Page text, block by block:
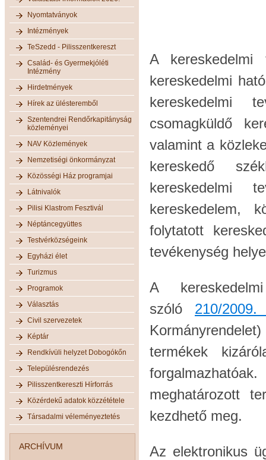
Nyomtatványok
Intézmények
TeSzedd - Pilisszentkereszt
Család- és Gyermekjóléti
Intézmény
Hirdetmények
Hírek az ülésteremből
Szentendrei Rendőrkapitányság
közleményei
NAV Közlemények
Nemzetiségi önkormányzat
Közösségi Ház programjai
Látnivalók
Pilisi Klastrom Fesztivál
Néptáncegyüttes
Testvérközségeink
Egyházi élet
Turizmus
Programok
Választás
Civil szervezetek
Képtár
Rendkívüli helyzet Dobogókőn
Településrendezés
Pilisszentkereszti Hírforrás
Közérdekű adatok közzététele
Társadalmi véleményeztetés
ARCHÍVUM
A
kereskedelmi
kereskedelmi
csomagküldő
valamint a
kereskedő
kereskedelmi
kereskedelem,
folytatott
tevékenység
A
szóló 210/
termékek
meghatározott
kezdhető meg.
Az elektronikus